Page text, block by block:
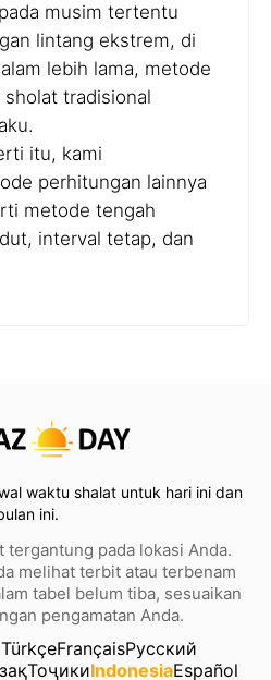
musim tertentu
lintang ekstrem, di
lebih lama, metode
tradisional
itu, kami
perhitungan lainnya
metode tengah
interval tetap, dan
waktu shalat untuk hari ini dan
ini.
tergantung pada lokasi Anda.
melihat terbit atau terbenam
tabel belum tiba, sesuaikan
pengamatan Anda.
TürkçeFrançaisРусский
ТоҷикиIndonesiaEspañol